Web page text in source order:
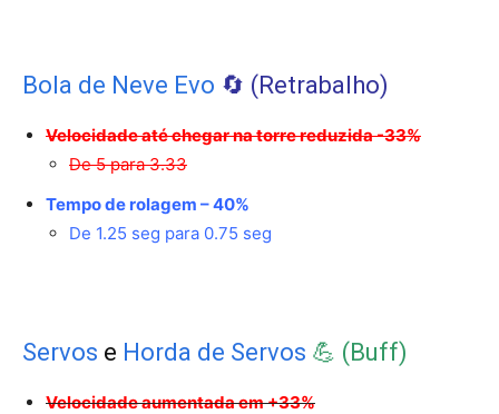
Bola de Neve Evo 🔄️ (Retrabalho)
Velocidade até chegar na torre reduzida -33%
De 5 para 3.33
Tempo de rolagem – 40%
De 1.25 seg para 0.75 seg
Servos e Horda de Servos 💪 (Buff)
Velocidade aumentada em +33%